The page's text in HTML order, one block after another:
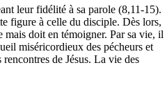
leur fidélité à sa parole (8,11-15).
figure à celle du disciple. Dès lors,
doit en témoigner. Par sa vie, il
miséricordieux des pécheurs et
de Jésus. La vie des